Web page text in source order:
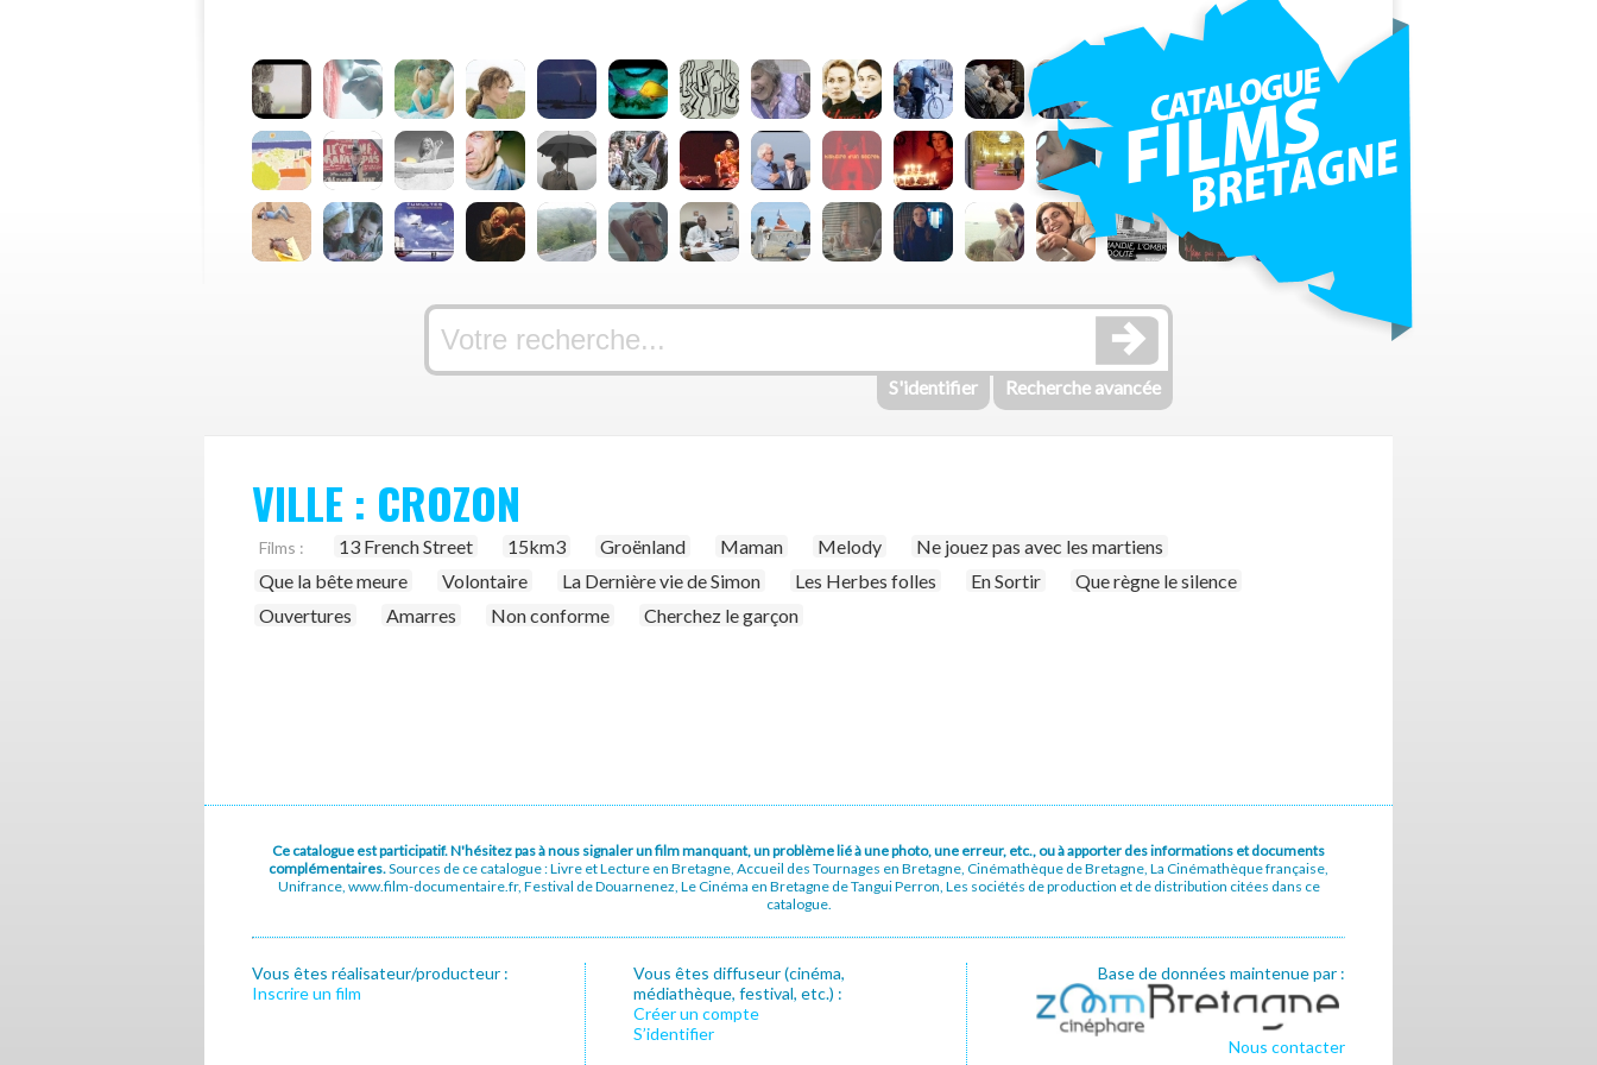
S'identifier Recherche avancée
VILLE : CROZON
Films : 13 French Street 15km3 Groënland Maman Melody
Ne jouez pas avec les martiens
Que la bête meure
Volontaire La Dernière vie de Simon Les Herbes folles En Sortir
Que règne le silence
Ouvertures
Amarres Non conforme Cherchez le garçon
Ce catalogue est participatif. N'hésitez pas à nous signaler un film manquant, un problème lié à une photo, une erreur, etc., ou à apporter des informations et documents
complémentaires.Sources de ce catalogue : Livre et Lecture en Bretagne, Accueil des Tournages en Bretagne, Cinémathèque de Bretagne, La Cinémathèque française,
Unifrance, www.film-documentaire.fr, Festival de Douarnenez, Le Cinéma en Bretagne de Tangui Perron, Les sociétés de production et de distribution citées dans ce
catalogue.
Vous êtes réalisateur/producteur :
Inscrire un film
Vous êtes diffuseur (cinéma,
médiathèque, festival, etc.) :
Créer un compte
S’identifier
Base de données maintenue par :
Nous contacter